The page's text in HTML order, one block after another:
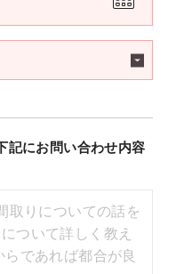
記にお問い合わせ内容